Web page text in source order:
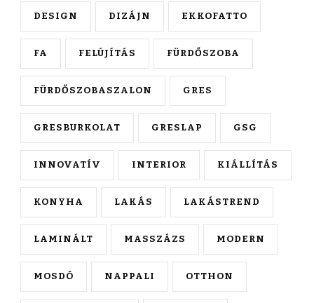
DESIGN DIZÁJN EKKOFATTO
FA FELÚJÍTÁS FÜRDŐSZOBA
FÜRDŐSZOBASZALON GRES
GRESBURKOLAT GRESLAP GSG
INNOVATÍV INTERIOR KIÁLLÍTÁS
KONYHA LAKÁS LAKÁSTREND
LAMINÁLT MASSZÁZS MODERN
MOSDÓ NAPPALI OTTHON